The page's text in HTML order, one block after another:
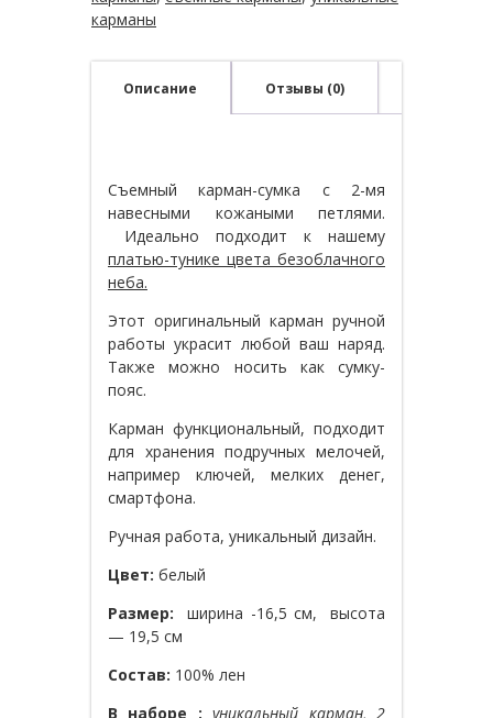
карманы
Описание Отзывы (0)
Съемный карман-сумка с 2-мя
навесными кожаными петлями.
Идеально подходит к нашему
платью-тунике цвета безоблачного
неба.
Этот оригинальный карман ручной
работы украсит любой ваш наряд.
Также можно носить как сумку-
пояс.
Карман функциональный, подходит
для хранения подручных мелочей,
например ключей, мелких денег,
смартфона.
Ручная работа, уникальный дизайн.
Цвет: белый
Размер: ширина -16,5 см, высота
— 19,5 см
Состав: 100% лен
В наборе : уникальный карман, 2